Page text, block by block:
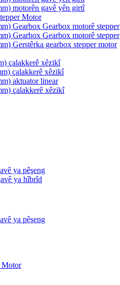
motorên gavê yên girtî
Motor
Gearbox Gearbox motorê stepper
Gearbox Gearbox motorê stepper
Gerstêrka gearbox stepper motor
çalakkerê xêzikî
çalakkerê xêzikî
aktuator linear
çalakkerê xêzikî
ya pêşeng
ya hîbrîd
ya pêşeng
Motor